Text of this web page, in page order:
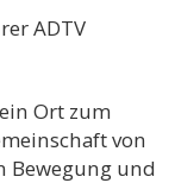
ADTV
Ort zum
von
Bewegung und